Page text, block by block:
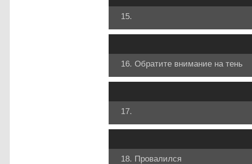
15.
16. Обратите внимание на тень
17.
18. Провалился